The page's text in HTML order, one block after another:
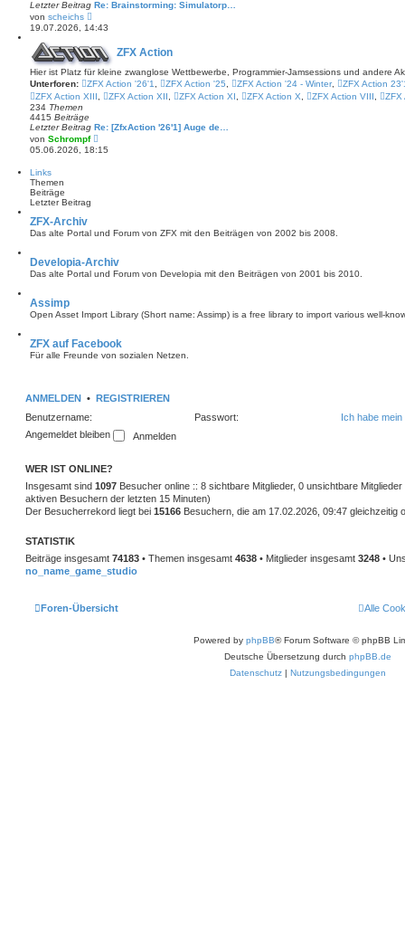
e
a
Letzter Beitrag Re: Brainstorming: Simulatorp…
von scheichs
e
u
s
t
e
r
B
a
g
19.07.2026, 14:43
ZFX Action
Hier ist Platz für kleine zwanglose Wettbewerbe, Programmier-Jamsessions und andere
Unterforen:
ZFX Action '26'1 ZFX Action '25 ZFX Action '24 - Winter,
ZFX Action
ZFX Action XIII
ZFX Action XII ZFX Action XI ZFX Action X ZFX Action VIII
ZFX
234 Themen
4415 Beiträge
Letzter Beitrag Re: [ZfxAction '26'1] Auge de…
von Schrompf
e
u
i
a
g
05.06.2026, 18:15
Links
Themen
Beiträge
Letzter Beitrag
ZFX-Archiv
Das alte Portal und Forum von ZFX mit den Beiträgen von 2002 bis 2008.
Developia-Archiv
Das alte Portal und Forum von Developia mit den Beiträgen von 2001 bis 2010.
Assimp
Open Asset Import Library (Short name: Assimp) is a free library to import various well-
ZFX auf Facebook
Für alle Freunde von sozialen Netzen.
ANMELDEN • REGISTRIEREN
Benutzername:
Passwort:
Ich habe
Angemeldet bleiben
WER IST ONLINE?
Insgesamt sind 1097 Besucher online :: 8 sichtbare Mitglieder, 0 unsichtbare
aktiven Besuchern der letzten 15 Minuten)
Der Besucherrekord liegt bei 15166 Besuchern, die am 17.02.2026, 09:47 gleichzeitig
STATISTIK
Beiträge insgesamt 74183 • Themen insgesamt 4638 • Mitglieder insgesamt 3248 •
no_name_game_studio
Foren-Übersicht Alle
Powered by phpBB® Forum Software © phpBB
Deutsche Übersetzung durch phpBB.de
Datenschutz | Nutzungsbedingungen